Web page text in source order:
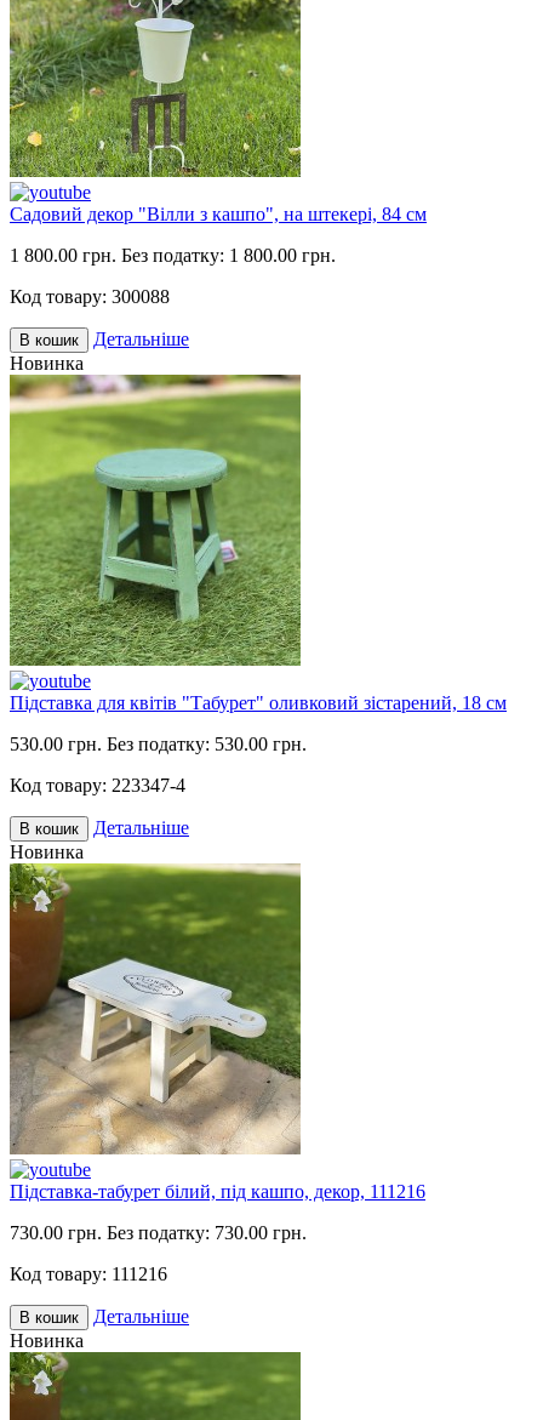
Садовий декор "Вілли з кашпо", на штекері, 84 см
1 800.00 грн. Без податку: 1 800.00 грн.
Код товару: 300088
В кошик
Детальніше
Новинка
Підставка для квітів "Табурет" оливковий зістарений, 18 см
530.00 грн. Без податку: 530.00 грн.
Код товару: 223347-4
В кошик
Детальніше
Новинка
Підставка-табурет білий, під кашпо, декор, 111216
730.00 грн. Без податку: 730.00 грн.
Код товару: 111216
В кошик
Детальніше
Новинка